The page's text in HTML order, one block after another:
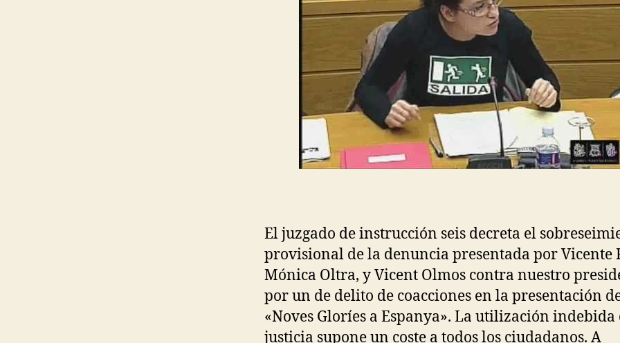
El juzgado de instrucción seis decreta el
provisional de la denuncia presentada por Vicente
Mónica Oltra, y Vicent Olmos contra nuestro
por un de delito de coacciones en la presentación
«Noves Gloríes a Espanya». La utilización indebida
justicia supone un coste a todos los ciudadanos. A